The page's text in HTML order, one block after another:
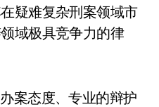
疑难复杂刑案领域市
域极具竞争力的律
案态度、专业的辩护